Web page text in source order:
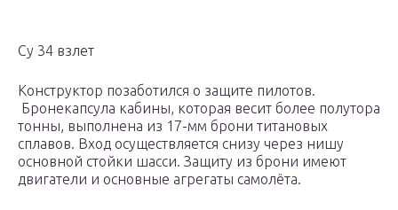
Су 34 взлет
Конструктор позаботился о защите пилотов.
Бронекапсула кабины, которая весит более полутора
тонны, выполнена из 17-мм брони титановых
сплавов. Вход осуществляется снизу через нишу
основной стойки шасси. Защиту из брони имеют
двигатели и основные агрегаты самолёта.